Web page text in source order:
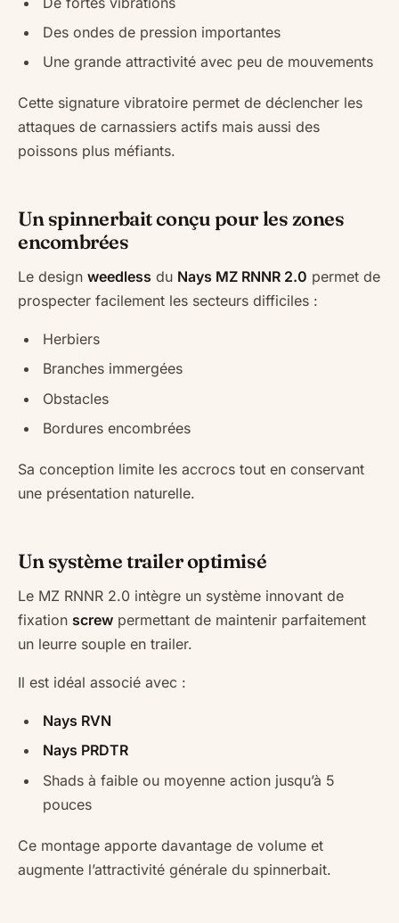
Des ondes de pression importantes
Une grande attractivité avec peu de mouvements
Cette signature vibratoire permet de déclencher les
attaques de carnassiers actifs mais aussi des
poissons plus méfiants.
Un spinnerbait conçu pour les zones
encombrées
Le design weedless du Nays MZ RNNR 2.0 permet de
prospecter facilement les secteurs difficiles :
Herbiers
Branches immergées
Obstacles
Bordures encombrées
Sa conception limite les accrocs tout en conservant
une présentation naturelle.
Un système trailer optimisé
Le MZ RNNR 2.0 intègre un système innovant de
fixation screw permettant de maintenir parfaitement
un leurre souple en trailer.
Il est idéal associé avec :
Nays RVN
Nays PRDTR
Shads à faible ou moyenne action jusqu’à 5
pouces
Ce montage apporte davantage de volume et
augmente l’attractivité générale du spinnerbait.